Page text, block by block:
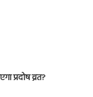
प्रदोष व्रत?